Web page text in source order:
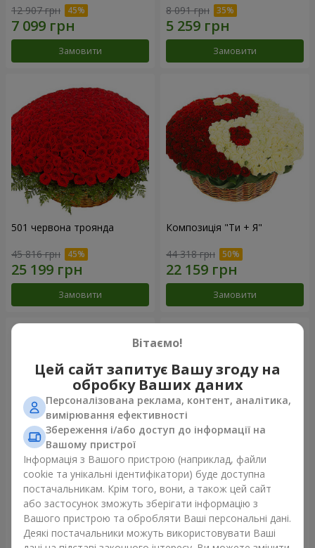
12 907 грн
Замовити
8 091 грн
Замовити
501 червона троянда
45 816 грн
Замовити
Композиція "Ти + Я"
44 318 грн
Замовити
101 біла троянда
6 499 грн
Замовити
Букет "Очей чарівність"
3 699 грн
Замовити
Вітаємо!
Цей сайт запитує Вашу згоду на
обробку Ваших даних
Персоналізована реклама, контент, аналітика,
вимірювання ефективності
Збереження і/або доступ до інформації на
Вашому пристрої
Інформація з Вашого пристрою (наприклад, файли
cookie та унікальні ідентифікатори) буде доступна
постачальникам. Крім того, вони, а також цей сайт
або застосунок зможуть зберігати інформацію з
Вашого пристрою та обробляти Ваші персональні дані.
Деякі постачальники можуть використовувати Ваші